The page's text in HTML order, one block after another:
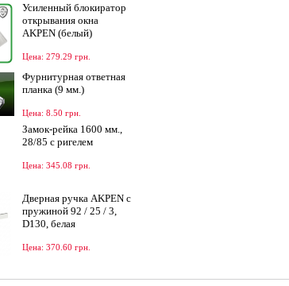
Усиленный блокиратор
открывания окна
AKPEN (белый)
Цена: 279.29 грн.
Фурнитурная ответная
планка (9 мм.)
Цена: 8.50 грн.
Замок-рейка 1600 мм.,
28/85 с ригелем
Цена: 345.08 грн.
Дверная ручка AKPEN c
пружиной 92 / 25 / 3,
D130, белая
Цена: 370.60 грн.